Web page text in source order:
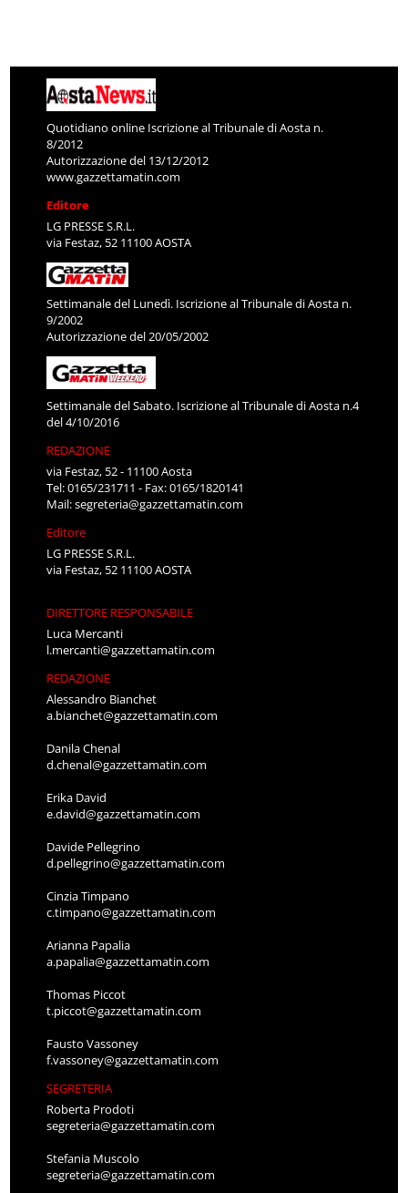
Quotidiano online Iscrizione al Tribunale di Aosta n.
8/2012
Autorizzazione del 13/12/2012
www.gazzettamatin.com
Editore
LG PRESSE S.R.L.
via Festaz, 52 11100 AOSTA
Settimanale del Lunedì. Iscrizione al Tribunale di Aosta n.
9/2002
Autorizzazione del 20/05/2002
Settimanale del Sabato. Iscrizione al Tribunale di Aosta n.4
del 4/10/2016
REDAZIONE
via Festaz, 52 - 11100 Aosta
Tel: 0165/231711 - Fax: 0165/1820141
Mail:segreteria@gazzettamatin.com
Editore
LG PRESSE S.R.L.
via Festaz, 52 11100 AOSTA
DIRETTORE RESPONSABILE
Luca Mercanti
l.mercanti@gazzettamatin.com
REDAZIONE
Alessandro Bianchet
a.bianchet@gazzettamatin.com
Danila Chenal
d.chenal@gazzettamatin.com
Erika David
e.david@gazzettamatin.com
Davide Pellegrino
d.pellegrino@gazzettamatin.com
Cinzia Timpano
c.timpano@gazzettamatin.com
Arianna Papalia
a.papalia@gazzettamatin.com
Thomas Piccot
t.piccot@gazzettamatin.com
Fausto Vassoney
f.vassoney@gazzettamatin.com
SEGRETERIA
Roberta Prodoti
segreteria@gazzettamatin.com
Stefania Muscolo
segreteria@gazzettamatin.com